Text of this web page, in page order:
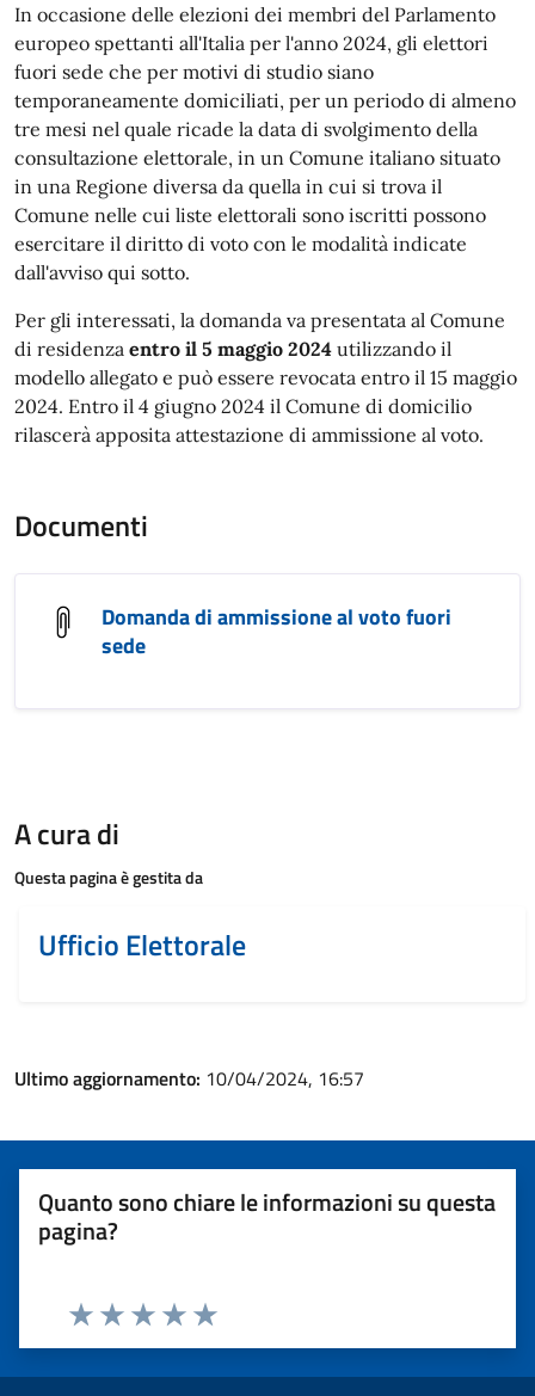
In occasione delle elezioni dei membri del Parlamento
europeo spettanti all'Italia per l'anno 2024, gli elettori
fuori sede che per motivi di studio siano
temporaneamente domiciliati, per un periodo di almeno
tre mesi nel quale ricade la data di svolgimento della
consultazione elettorale, in un Comune italiano situato
in una Regione diversa da quella in cui si trova il
Comune nelle cui liste elettorali sono iscritti possono
esercitare il diritto di voto con le modalità indicate
dall'avviso qui sotto.
Per gli interessati, la domanda va presentata al Comune
di residenza entro il 5 maggio 2024 utilizzando il
modello allegato e può essere revocata entro il 15 maggio
2024. Entro il 4 giugno 2024 il Comune di domicilio
rilascerà apposita attestazione di ammissione al voto.
Documenti
Domanda di ammissione al voto fuori
sede
A cura di
Questa pagina è gestita da
Ufficio Elettorale
Ultimo aggiornamento: 10/04/2024, 16:57
Quanto sono chiare le informazioni su questa
pagina?
Valuta 5 stelle su 5
Valuta 4 stelle su 5
Valuta 3 stelle su 5
Valuta 2 stelle su 5
Valuta 1 stelle su 5